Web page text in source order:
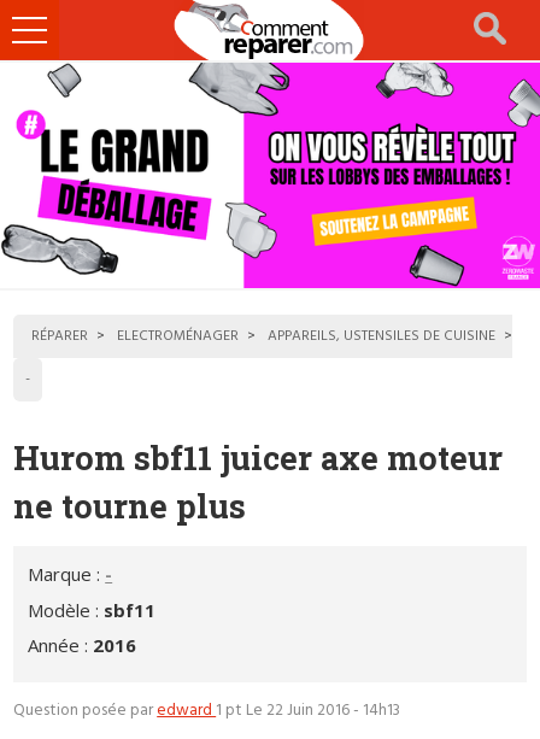
Ouvrir
le
menu
RÉPARER ELECTROMÉNAGER
APPAREILS, USTENSILES DE CUISINE
-
Hurom sbf11 juicer axe moteur
ne tourne plus
Marque : -
Modèle : sbf11
Année : 2016
Question posée paredward1 pt Le 22 Juin 2016 - 14h13